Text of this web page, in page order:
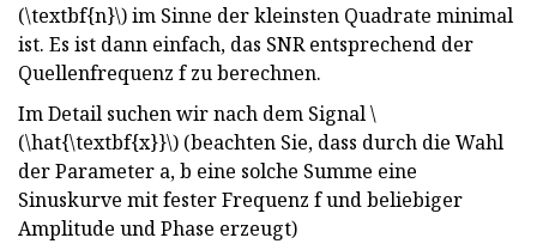
(\textbf{n}\) im Sinne der kleinsten Quadrate minimal
ist. Es ist dann einfach, das SNR entsprechend der
Quellenfrequenz f zu berechnen.
Im Detail suchen wir nach dem Signal \
(\hat{\textbf{x}}\) (beachten Sie, dass durch die Wahl
der Parameter a, b eine solche Summe eine
Sinuskurve mit fester Frequenz f und beliebiger
Amplitude und Phase erzeugt)